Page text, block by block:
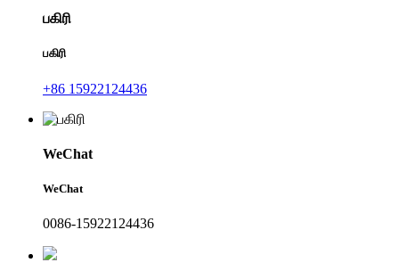
பகிரி
பகிரி
+86 15922124436
WeChat
WeChat
0086-15922124436